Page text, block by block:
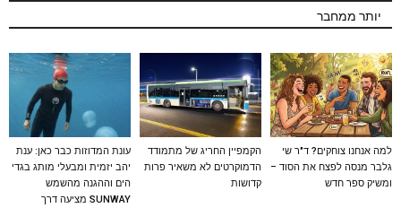
יותר ממחבר
למה אנחנו צוחקים? ד"ר שי
גלבר מנסה לפצח את הסוד –
ומשיק ספר חדש
הקמפיין החריג של מתמודד
הדמוקרטים לא משאיר פרות
קדושות
עונת המדוזות כבר כאן: ענת
יהב יזמית ומבעלי מותג בגדי
הים וההגנה מהשמש
SUNWAY מציעה דרך